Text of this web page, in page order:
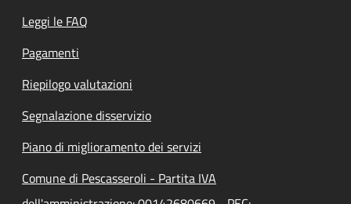
Leggi le FAQ
Pagamenti
Riepilogo valutazioni
Segnalazione disservizio
Piano di miglioramento dei servizi
Comune di Pescasseroli - Partita IVA